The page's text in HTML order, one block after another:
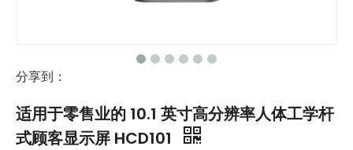
分享到：
适用于零售业的 10.1 英寸高分辨率人体工学杆
式顾客显示屏 HCD101